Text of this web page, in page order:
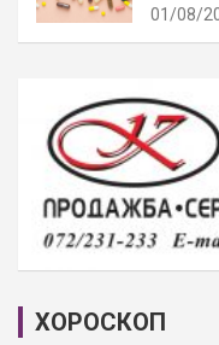
01/08/
ХОРОСКОП